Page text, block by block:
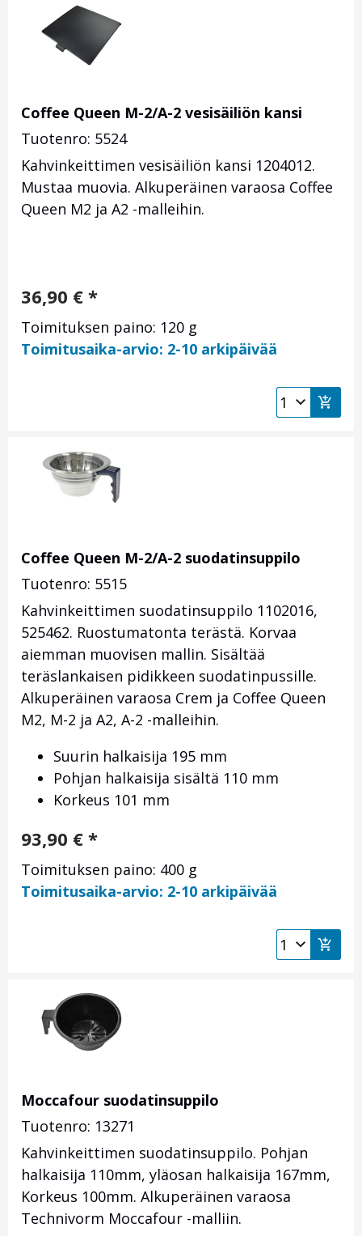
Coffee Queen M-2/A-2 vesisäiliön kansi
Tuotenro: 5524
Kahvinkeittimen vesisäiliön kansi 1204012.
Mustaa muovia. Alkuperäinen varaosa Coffee
Queen M2 ja A2 -malleihin.
36,90 € *
Toimituksen paino: 120 g
Toimitusaika-arvio: 2-10 arkipäivää
Coffee Queen M-2/A-2 suodatinsuppilo
Tuotenro: 5515
Kahvinkeittimen suodatinsuppilo 1102016,
525462. Ruostumatonta terästä. Korvaa
aiemman muovisen mallin. Sisältää
teräslankaisen pidikkeen suodatinpussille.
Alkuperäinen varaosa Crem ja Coffee Queen
M2, M-2 ja A2, A-2 -malleihin.
Suurin halkaisija 195 mm
Pohjan halkaisija sisältä 110 mm
Korkeus 101 mm
93,90 € *
Toimituksen paino: 400 g
Toimitusaika-arvio: 2-10 arkipäivää
Moccafour suodatinsuppilo
Tuotenro: 13271
Kahvinkeittimen suodatinsuppilo. Pohjan
halkaisija 110mm, yläosan halkaisija 167mm,
Korkeus 100mm. Alkuperäinen varaosa
Technivorm Moccafour -malliin.